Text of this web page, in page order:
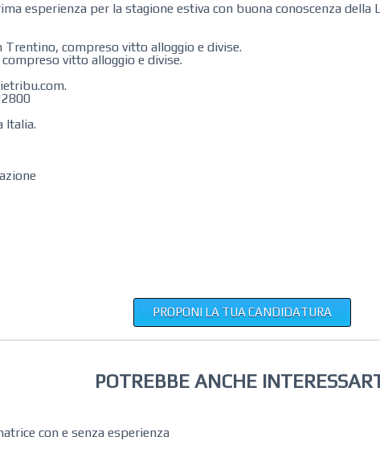
esperienza per la stagione estiva con buona conoscenza
compreso vitto alloggio e divise.
vitto alloggio e divise.
Italia.
PROPONI LA TUA CANDIDATURA
POTREBBE ANCHE
con e senza esperienza